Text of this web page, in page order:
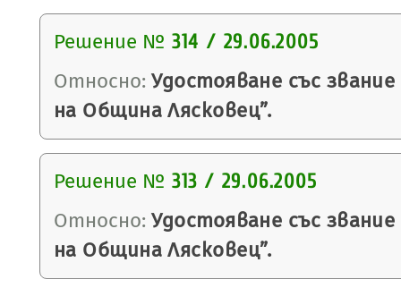
Решение № 314 / 29.06.2005
Относно: Удостояване със
на Община Лясковец”.
Решение № 313 / 29.06.2005
Относно: Удостояване със
на Община Лясковец”.